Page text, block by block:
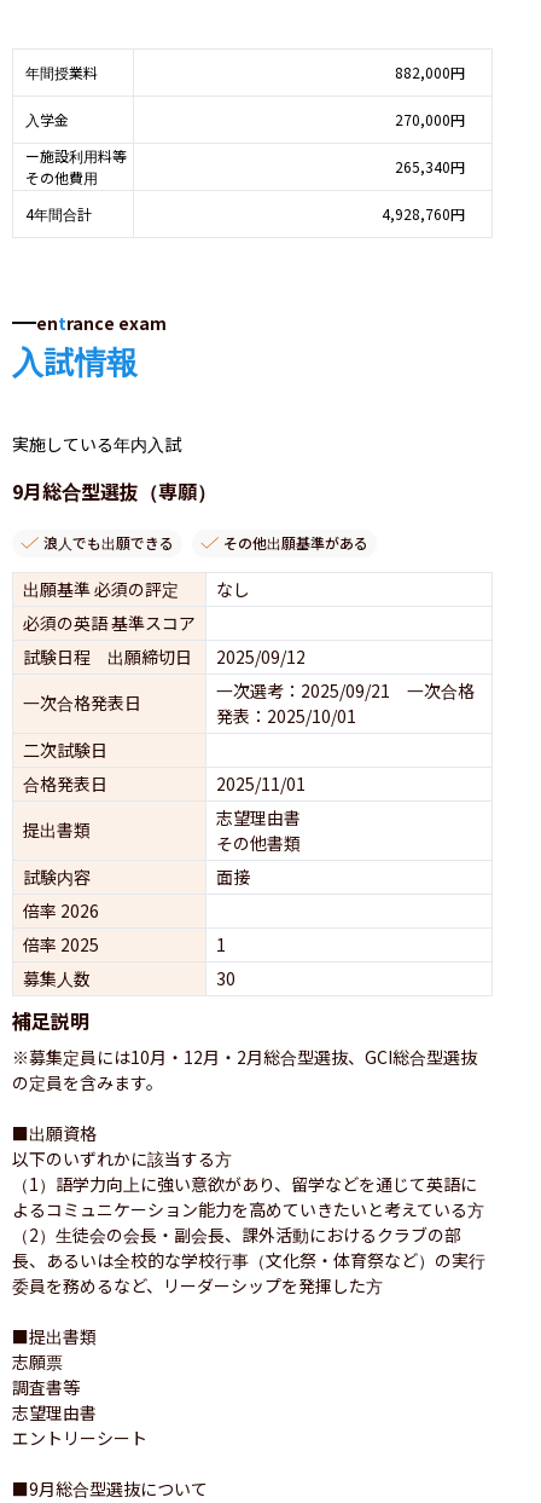
年間授業料 882,000円
入学金
270,000円
ー施設利用料等
その他費用
265,340円
4年間合計 4,928,760円
entrance exam
入試情報
実施している年内入試
9月総合型選抜（専願）
浪人でも出願できる その他出願基準がある
出願基準 必須の評定
なし
必須の英語 基準スコア
試験日程 出願締切日
2025/09/12
一次合格発表日
一次選考：2025/09/21　一次合格
発表：2025/10/01
二次試験日
合格発表日
2025/11/01
提出書類
志望理由書
その他書類
試験内容
面接
倍率 2026
倍率 2025
1
募集人数
30
補足説明
※募集定員には10月・12月・2月総合型選抜、GCI総合型選抜
の定員を含みます。
■出願資格
以下のいずれかに該当する方
（1）語学力向上に強い意欲があり、留学などを通じて英語に
よるコミュニケーション能力を高めていきたいと考えている方
（2）生徒会の会長・副会長、課外活動におけるクラブの部
長、あるいは全校的な学校行事（文化祭・体育祭など）の実行
委員を務めるなど、リーダーシップを発揮した方
■提出書類
志願票
調査書等
志望理由書
エントリーシート
■9月総合型選抜について